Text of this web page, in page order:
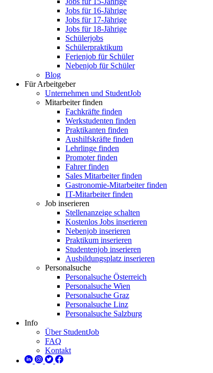
Jobs für 16-Jährige
Jobs für 17-Jährige
Jobs für 18-Jährige
Schülerjobs
Schülerpraktikum
Ferienjob für Schüler
Nebenjob für Schüler
Blog
Für Arbeitgeber
Unternehmen und StudentJob
Mitarbeiter finden
Fachkräfte finden
Werkstudenten finden
Praktikanten finden
Aushilfskräfte finden
Lehrlinge finden
Promoter finden
Fahrer finden
Sales Mitarbeiter finden
Gastronomie-Mitarbeiter finden
IT-Mitarbeiter finden
Job inserieren
Stellenanzeige schalten
Kostenlos Jobs inserieren
Nebenjob inserieren
Praktikum inserieren
Studentenjob inserieren
Ausbildungsplatz inserieren
Personalsuche
Personalsuche Österreich
Personalsuche Wien
Personalsuche Graz
Personalsuche Linz
Personalsuche Salzburg
Info
Über StudentJob
FAQ
Kontakt